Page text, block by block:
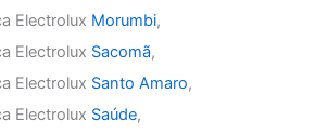
Electrolux Morumbi,
Electrolux Sacomã,
Electrolux Santo Amaro,
Electrolux Saúde,